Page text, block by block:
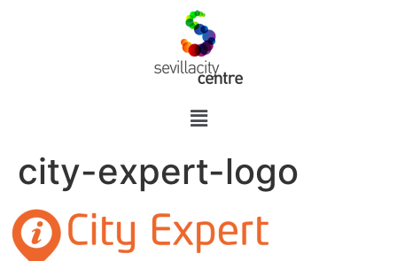
city-expert-logo